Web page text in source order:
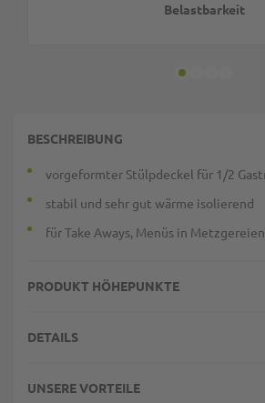
Belastbarkeit
BESCHREIBUNG
vorgeformter Stülpdeckel für 1/2
stabil und sehr gut wärme isolierend
für Take Aways, Menüs in
PRODUKT HÖHEPUNKTE
DETAILS
UNSERE VORTEILE